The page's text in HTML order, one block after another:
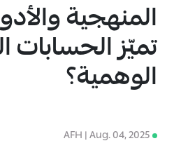
3 المنهجية
تميّز الحسابات
الوهمية؟
AFH | Aug. 04, 2025